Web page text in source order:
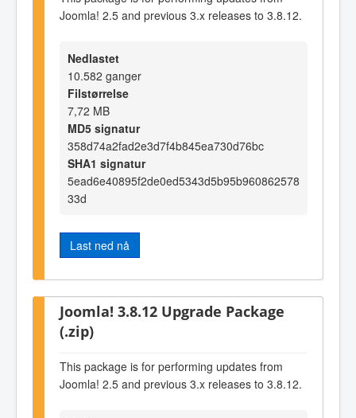
Joomla! 2.5 and previous 3.x releases to 3.8.12.
Nedlastet
10.582 ganger
Filstørrelse
7,72 MB
MD5 signatur
358d74a2fad2e3d7f4b845ea730d76bc
SHA1 signatur
5ead6e40895f2de0ed5343d5b95b960862578
33d
Last ned nå
Joomla! 3.8.12 Upgrade Package
(.zip)
This package is for performing updates from
Joomla! 2.5 and previous 3.x releases to 3.8.12.